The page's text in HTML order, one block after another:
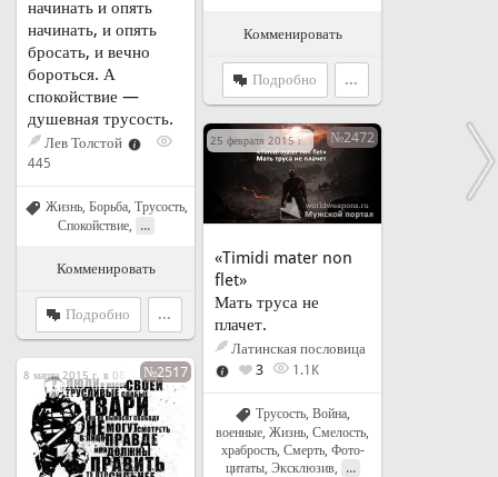
Комменировать
Подробно ...
начинать и опять
начинать, и опять
бросать, и вечно
бороться. А
спокойствие —
душевная трусость.
Лев Толстой
445
Жизнь, Борьба, Трусость,
Спокойствие, ...
Комменировать
Подробно ...
25 февраля 2015 г. в 23:26№2472
«Timidi mater non
flet»
Мать труса не
плачет.
Латинская пословица
3
1.1K
Трусость, Война,
военные Жизнь Смелость,
храбрость, Смерть, Фото-
цитаты, Эксклюзив, ...
8 марта 2015 г. в 08:03 №2517